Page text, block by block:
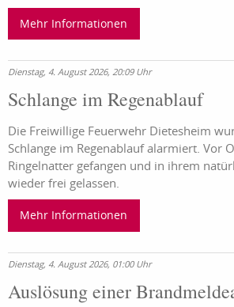
Mehr Informationen
Dienstag, 4. August 2026, 20:09 Uhr
Schlange im Regenablauf
Die Freiwillige Feuerwehr Dietesheim
Schlange im Regenablauf alarmiert. Vor
Ringelnatter gefangen und in ihrem
wieder frei gelassen.
Mehr Informationen
Dienstag, 4. August 2026, 01:00 Uhr
Auslösung einer